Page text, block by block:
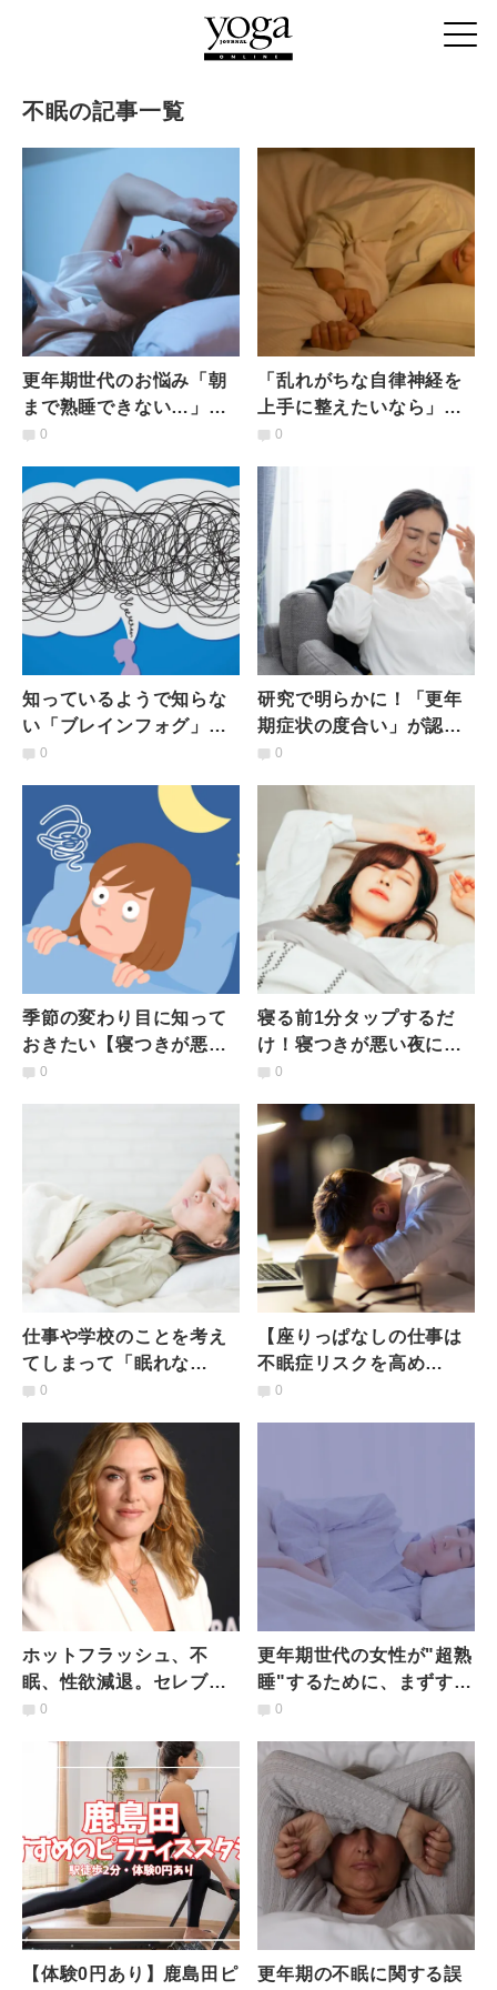
不眠の記事一覧
更年期世代のお悩み「朝
まで熟睡できない…」を
解消！脚を上げるだけ
トレッチ】
0
「乱れがちな自律神経を
上手に整えたいなら」寝
ながらできる安眠夜ヨガ
0
知っているようで知らな
い「ブレインフォグ」ど
んな時に起こる？原因は
0
研究で明らかに！「更年
期症状の度合い」が認知
機能に影響？認知症リス
ことは？
0
季節の変わり目に知って
おきたい【寝つきが悪く
なる２つの理由】と朝ま
0
寝る前1分タップするだ
け！寝つきが悪い夜に布
団の中でできる安眠マッ
0
仕事や学校のことを考え
てしまって「眠れな
い…」原因と対処法は？
0
【座りっぱなしの仕事は
不眠症リスクを高め
る？！】研究結果が示唆
0
ホットフラッシュ、不
眠、性欲減退。セレブた
ちが更年期症状を赤裸々
方法とは？
0
更年期世代の女性が"超熟
睡"するために、まずすべ
きことは？睡眠コーチ・
イス
0
【体験0円あり】鹿島田ピ 更年期の不眠に関する誤